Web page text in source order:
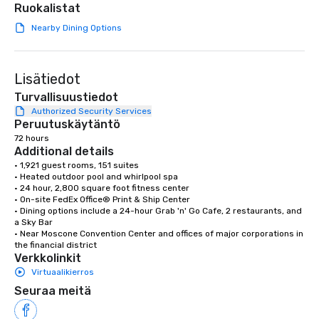
Ruokalistat
Nearby Dining Options
Lisätiedot
Turvallisuustiedot
Authorized Security Services
Peruutuskäytäntö
72 hours
Additional details
• 1,921 guest rooms, 151 suites
• Heated outdoor pool and whirlpool spa
• 24 hour, 2,800 square foot fitness center
• On-site FedEx Office® Print & Ship Center
• Dining options include a 24-hour Grab 'n' Go Cafe, 2 restaurants, and
a Sky Bar
• Near Moscone Convention Center and offices of major corporations in
the financial district
Verkkolinkit
Virtuaalikierros
Seuraa meitä